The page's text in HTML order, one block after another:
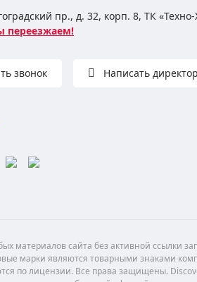
пр., д. 32, корп. 8, ТК
переезжаем!
звонок Написать
материалов сайта без активной ссылки
марки являются товарными знаками
по лицензии. Все права защищены.